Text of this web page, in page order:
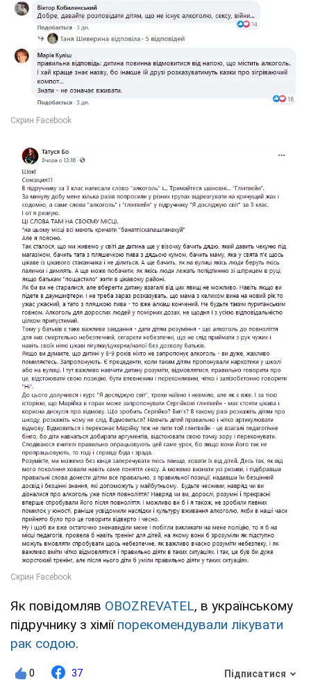
Як повідомляв OBOZREVATEL, в українському
підручнику з хімії порекомендували лікувати
рак содою.
0 37 Підписатися